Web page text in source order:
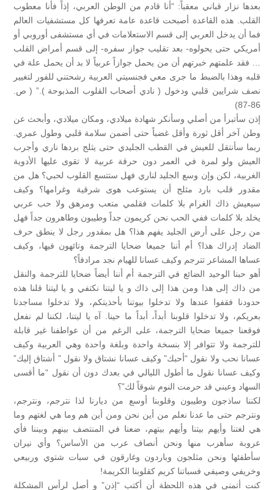
بعدها نزار قباني معقباً: “أنا قادم من الوطن العربي، إذاً فأنا معطوب
القلب. هذه القاعدة أصبحت قاعدة عامة تعرفها كل مستشفيات العالم
فما أن يدخل العربي إلى قسم الاستعلامات في أي مستشفى أوروبي أو
أمريكي حتى يحولوه- بعد تقليب جواز سفره- إلى قسم أمراض القلب
… فقد علمتهم خبرتهم أن من يحمل جوازاً عربياً لا بد أن يحمل علة في
قلبه وهذا بالضبط ما جرى معي فجنسيتي العربية رشحتني للفور لتغيير
نصف شرايين قلبي ودخول ( نادي أصحاب القلوب المذبوحة ).” ( ص.
86-87)
إذن سأتبرأ من أصلي وسأنكر شهادة ميلادي، ومكان ميلادي، وأبحث عن
وطن آخر أقل ثورة وأقل غضباً حتى أضمن سلامة قلبي وطول عمري.
ربما سأنتقل للعيش في القطب الجليدي حتى يثلج بردها ناري وأجرب
العيش ولو لمرة في العمر دون حرقة عربية لا تقوى عليها الأدوية
الغربية، لكن وإن وسع الجليد لناري فهل ستتسع القلوب لحبي؟ هل من
مقدور قلب بارد مثلج أن يستوعب هوى شرقية وغرامها؟ وكيف
سيعيش ذاك الغرام بلا كلمات فقلمي متعب ومرهق ولا حب عربي
يخلد بلا كلمات ففي الحب نحن كريمون جداً وطيبون وطاهرون جداً فهل
من رجل على أرض الجليد يفهم هذا؟ هل بمقدور رجل لا ينطق حرف
الضاد إدراك هذا؟ أم أننا جميعا ضحايا الترجمة وتائهون فيها، وكيف
عساها المشاعر تترجم وكيف عسانا للهيام نجد مرادفاً؟
أهو حبنا الوحيد الضائع في الترجمة أم أننا أيضاً ضحايا للترجمة والنقل
من ذاك إلى هذا ومن هذا إلى ذاك و يا ليتنا نكتفي و يا ليتنا قلنا هذه
حدودنا فقفوا عندها ولا تدخلوا بيوتنا بأحذيتكم، ولا تدخلوا مساجدنا
بعريكم، ولا تدخلوا قلوبنا أبداً، أبداً ما حينا. آه يا ليتنا، لكننا لم نفعل
فوقعنا جميعا ضحايا الترجمة، على الرغم من أن عواطفنا غير قابلة
للترجمة ولا تتوافر إلا بنسخة واحدة وبلغة واحدة وهي العربية وكيف
عسانا نحب ولا نقول “أحبك” وكيف عسانا نشتاق ولا نقول ” أشتاق إليك”
وكيف عسانا نقول ما أطول الليالي في بعدك دون أن نقول “ما أقسى
السهاد وعيني قد حرمت النوم شوقاً لك”؟
لكننا ساذجون وطيبون وقلوبنا أوسع من ديارنا لذا نترجم، ونترجم،
ونترجم حتى ما عدنا نعلم من أين نحن ومن أين هم وما هي لغتهم وما
هي لغتنا وأيهم بيتنا وأيهم بيتهم، ضعنا في المنتصف بينهم وبيننا فأي
عروبة سأهرب منها ونحن أنصاف عرب من الأساس؟ وأي نيران
سأطفئها ونحن مثلجون وباردون وغارقون في سبات شتوي وربيعي
وخريفي وصيفي فسباتنا كريم كقلوبنا الكريمة!
كنت أتمنى في هذه اللحظة أن أكتب “إذن” و أصل لرأس المشكلة